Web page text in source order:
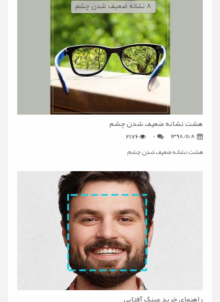
هشت نشانه ضعیف شدن چشم
1398/11/8
0
هشت نشانه ضعیف شدن چشم
راهنمای خرید عینک آفتابی